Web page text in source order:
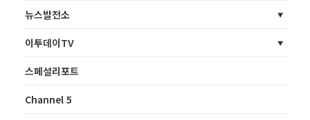
뉴스발전소
이투데이TV
스페셜리포트
Channel 5